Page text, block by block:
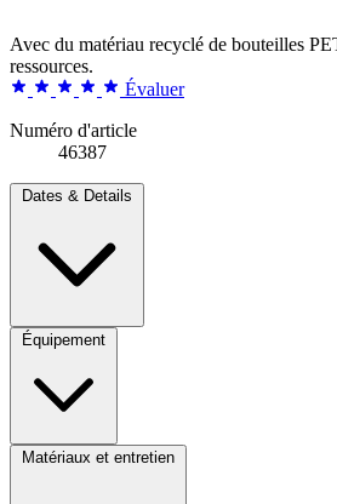
Avec du matériau recyclé de bouteilles
ressources.
Évaluer
Numéro d'article
46387
Dates & Details
Équipement
Matériaux et entretien